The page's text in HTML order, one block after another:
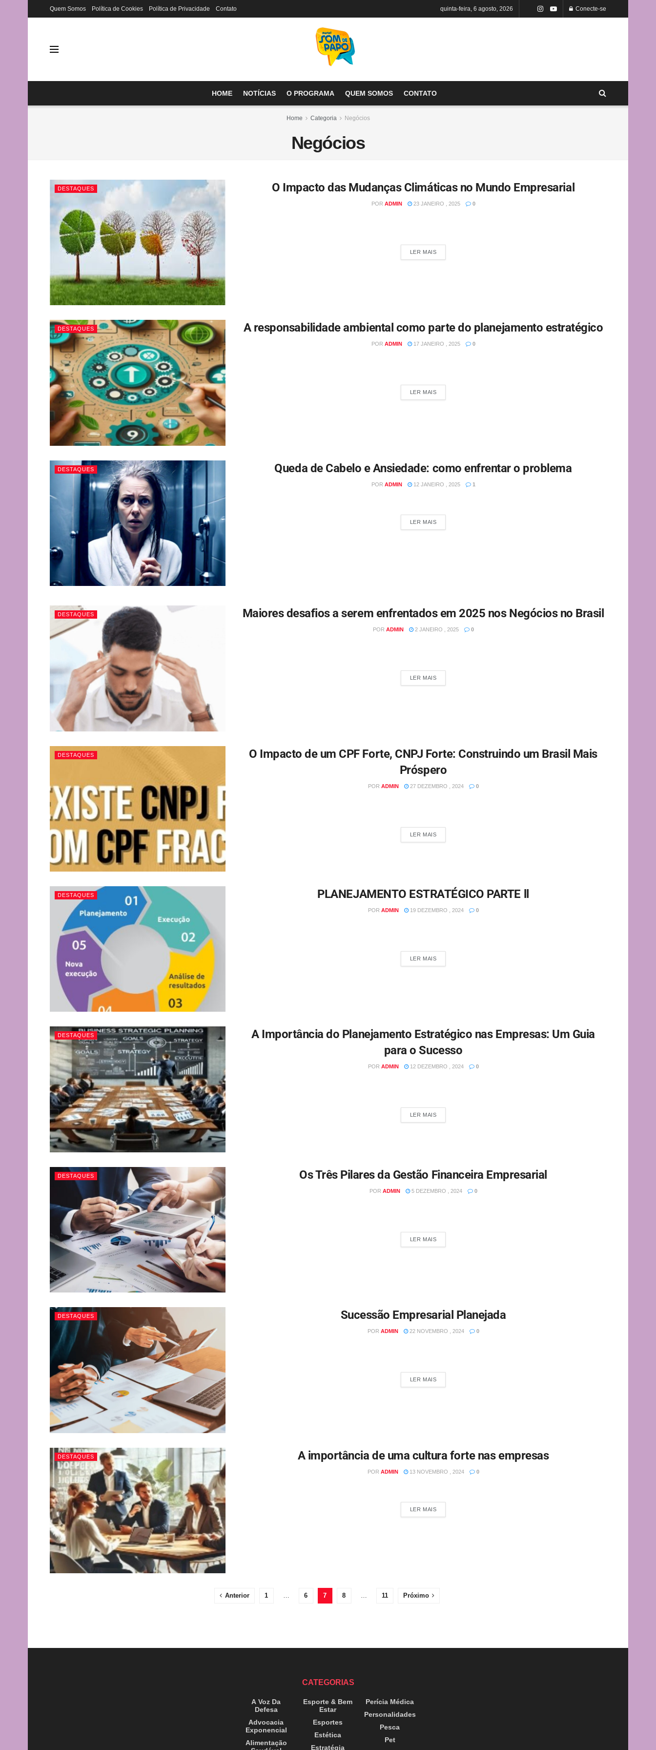
Quem Somos Política de Cookies Política de Privacidade Contato quinta-feira, 6 agosto, 2026 Conecte-se
HOME NOTÍCIAS O PROGRAMA QUEM SOMOS CONTATO
Home Categoria Negócios
Negócios
DESTAQUES O Impacto das Mudanças Climáticas no Mundo Empresarial
POR ADMIN 23 JANEIRO , 2025 0
LER MAIS
DESTAQUES A responsabilidade ambiental como parte do planejamento estratégico
POR ADMIN 17 JANEIRO , 2025 0
LER MAIS
DESTAQUES Queda de Cabelo e Ansiedade: como enfrentar o problema
POR ADMIN 12 JANEIRO , 2025 1
LER MAIS
DESTAQUES Maiores desafios a serem enfrentados em 2025 nos Negócios no Brasil
POR ADMIN 2 JANEIRO , 2025 0
LER MAIS
DESTAQUES
O Impacto de um CPF Forte, CNPJ Forte: Construindo um Brasil Mais
Próspero
POR ADMIN 27 DEZEMBRO , 2024 0
LER MAIS
DESTAQUES PLANEJAMENTO ESTRATÉGICO PARTE ll
POR ADMIN 19 DEZEMBRO , 2024 0
LER MAIS
DESTAQUES
A Importância do Planejamento Estratégico nas Empresas: Um Guia
para o Sucesso
POR ADMIN 12 DEZEMBRO , 2024 0
LER MAIS
DESTAQUES Os Três Pilares da Gestão Financeira Empresarial
POR ADMIN 5 DEZEMBRO , 2024 0
LER MAIS
DESTAQUES Sucessão Empresarial Planejada
POR ADMIN 22 NOVEMBRO , 2024 0
LER MAIS
DESTAQUES A importância de uma cultura forte nas empresas
POR ADMIN 13 NOVEMBRO , 2024 0
LER MAIS
Anterior 1 6 7 8 11 Próximo
CATEGORIAS
A Voz Da
Defesa
Advocacia
Exponencial
Alimentação
Esporte & Bem
Estar
Esportes
Estética
Estratégia
Perícia Médica
Personalidades
Pesca
Pet